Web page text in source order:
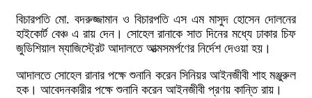
বিচারপতি মো. বদরুজ্জামান ও বিচারপতি এস এম মাসুদ হোসেন দোলনের
হাইকোর্ট বেঞ্চ এ রায় দেন। সোহেল রানাকে সাত দিনের মধ্যে ঢাকার চিফ
জুডিশিয়াল ম্যাজিস্ট্রেট আদালতে আত্মসমর্পণের নির্দেশ দেওয়া হয়।
আদালতে সোহেল রানার পক্ষে শুনানি করেন সিনিয়র আইনজীবী শাহ মঞ্জুরুল
হক। আবেদনকারীর পক্ষে শুনানি করেন আইনজীবী প্রণয় কান্তি রায়।